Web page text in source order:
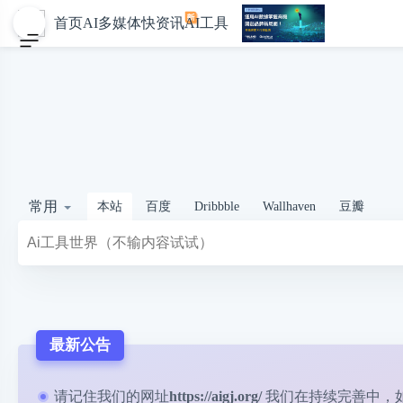
首页AI多媒体快资讯AI工具
常用 本站 百度 Dribbble Wallhaven 豆瓣
最新公告
请记住我们的网址https://aigj.org/ 我们在持续完善中，